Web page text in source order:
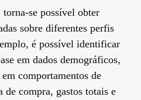
torna-se possível obter
sobre diferentes perfis
é possível identificar
em dados demográficos,
comportamentos de
compra, gastos totais e